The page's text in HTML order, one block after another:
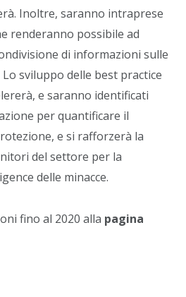
Inoltre, saranno intraprese
renderanno possibile ad
di informazioni sulle
sviluppo delle best practice
e saranno identificati
per quantificare il
e si rafforzerà la
del settore per la
delle minacce.
fino al 2020 alla pagina